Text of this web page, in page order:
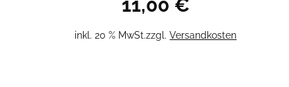
11,00 €
inkl. 20 % MwSt.zzgl.Versandkosten